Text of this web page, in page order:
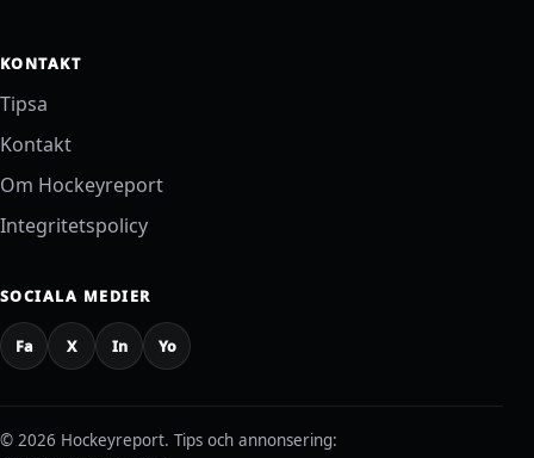
KONTAKT
Tipsa
Kontakt
Om Hockeyreport
Integritetspolicy
SOCIALA MEDIER
Fa X In Yo
© 2026 Hockeyreport. Tips och annonsering: